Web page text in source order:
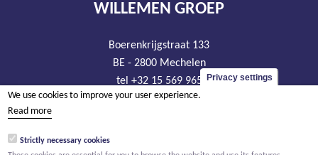
WILLEMEN GROEP
Boerenkrijgstraat 133
BE - 2800 Mechelen
tel +32 15 569 965
groep@willemen.be
RLP Antwerp, department Mechelen
Privacy settings
We use cookies to improve your user experience.
Read more
Strictly necessary cookies